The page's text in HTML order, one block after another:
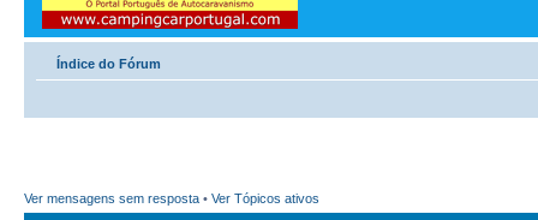
Índice do Fórum
Ver mensagens sem resposta • Ver Tópicos ativos